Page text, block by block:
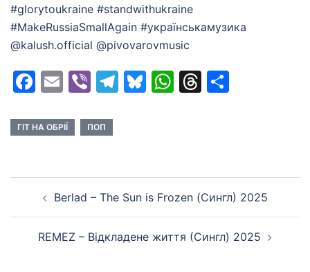
#glorytoukraine #standwithukraine
#MakeRussiaSmallAgain #українськамузика
@kalush.official @pivovarovmusic
Facebook
EmailViberTelegram
Bluesky
WhatsApp
Threads
ГІТ НА ОБРІЇ ПОП
navigationBerlad – The Sun is Frozen (Сингл) 2025
REMEZ – Відкладене життя (Сингл) 2025